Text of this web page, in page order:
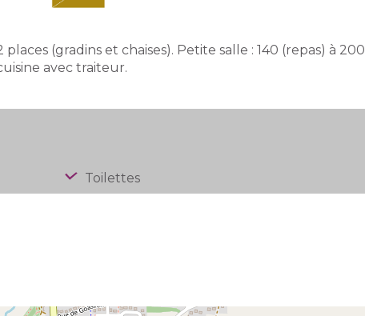
(gradins et chaises). Petite salle : 140 (repas) à 200
avec traiteur.
Toilettes